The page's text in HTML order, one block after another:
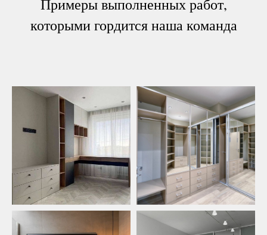
Примеры выполненных работ,
которыми гордится наша команда